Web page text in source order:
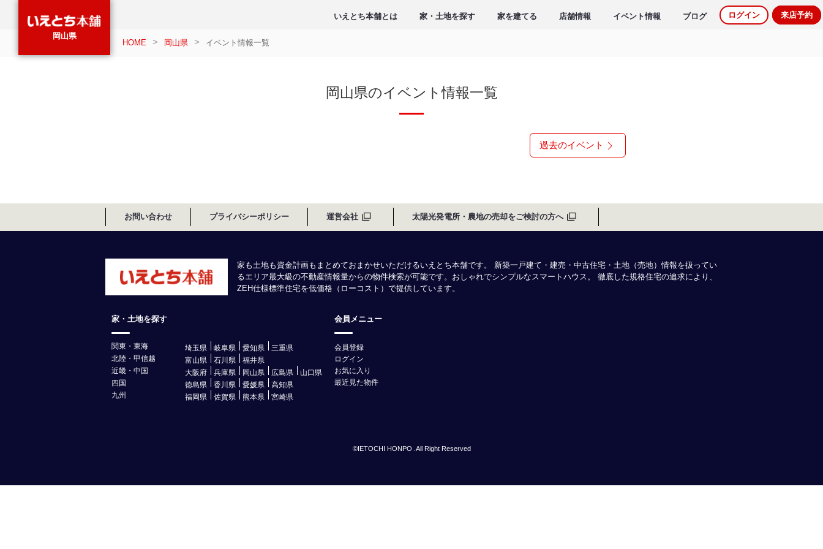
岡山県
いえとち本舗とは 家・土地を探す 家を建てる 店舗情報 イベント情報 ブログ ログイン 来店予約
HOME 岡山県 イベント情報一覧
岡山県のイベント情報一覧
過去のイベント
お問い合わせ プライバシーポリシー 運営会社 太陽光発電所・農地の売却をご検討の方へ
家も土地も資金計画もまとめておまかせいただけるいえとち本舗です。 新築一戸建て・建売・中古住宅・土地（売地）情報を扱ってい
るエリア最大級の不動産情報量からの物件検索が可能です。おしゃれでシンプルなスマートハウス。 徹底した規格住宅の追求により、
ZEH仕様標準住宅を低価格（ローコスト）で提供しています。
家・土地を探す
関東・東海 埼玉県 岐阜県 愛知県
三重県
北陸・甲信越
富山県 石川県
福井県
近畿・中国
大阪府 兵庫県 岡山県 広島県
山口県
四国
徳島県 香川県 愛媛県
高知県
九州
福岡県 佐賀県 熊本県 宮崎県
会員メニュー
会員登録
ログイン
お気に入り
最近見た物件
©IETOCHI HONPO .All Right Reserved